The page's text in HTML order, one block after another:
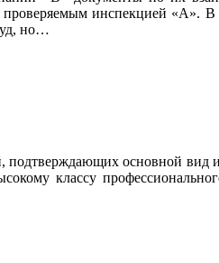
проверяемым инспекцией «А». В
но…
подтверждающих основной вид
классу